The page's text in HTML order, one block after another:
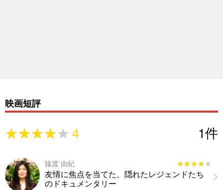
映画短評
★★★★★
★★★★★4 1件
猿渡 由紀 ★★★★★
★★★★★
友情に焦点を当てた、隠れたレジェンドたち
のドキュメンタリー